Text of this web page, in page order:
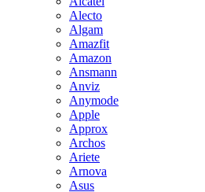
Alecto
Algam
Amazfit
Amazon
Ansmann
Anviz
Anymode
Apple
Approx
Archos
Ariete
Arnova
Asus